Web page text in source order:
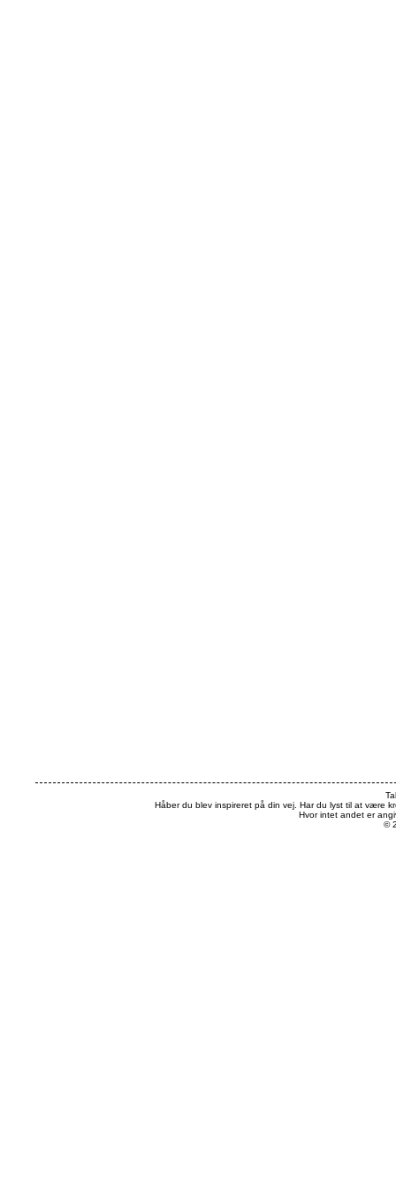
Håber du blev inspireret på din vej. Har du lyst til at være
Hvor intet andet er
©